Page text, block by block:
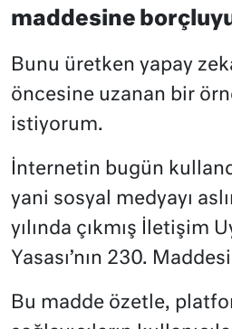
maddesine
Bunu üretken yapay
öncesine uzanan bir
istiyorum.
İnternetin bugün
yani sosyal medyayı
yılında çıkmış İletişim
Yasası’nın 230.
Bu madde özetle,